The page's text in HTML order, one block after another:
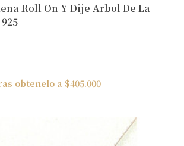
Roll On Y Dije Arbol De La
obtenelo a $405.000